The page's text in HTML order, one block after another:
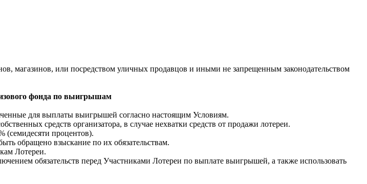
магазинов, или посредством уличных продавцов и иными не запрещенным законодательством
фонда по выигрышам
для выплаты выигрышей согласно настоящим Условиям.
средств организатора, в случае нехватки средств от продажи лотереи.
(семидесяти процентов).
обращено взыскание по их обязательствам.
Лотереи.
обязательств перед Участниками Лотереи по выплате выигрышей, а также использовать